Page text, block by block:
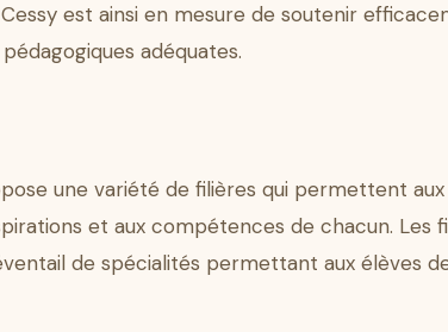
est ainsi en mesure de soutenir
adéquates.
une variété de filières qui permettent
et aux compétences de chacun. Les
de spécialités permettant aux élèves